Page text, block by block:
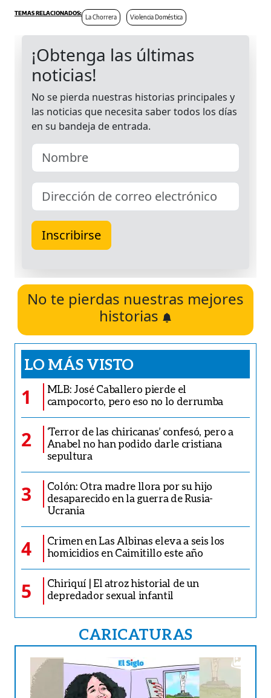
La Chorrera Violencia Doméstica
No te pierdas nuestras mejores
historias
LO MÁS VISTO
1
MLB: José Caballero pierde el
campocorto, pero eso no lo derrumba
2
‘Terror de las chiricanas’ confesó, pero a
Anabel no han podido darle cristiana
sepultura
3
Colón: Otra madre llora por su hijo
desaparecido en la guerra de Rusia-
Ucrania
4
Crimen en Las Albinas eleva a seis los
homicidios en Caimitillo este año
5
Chiriquí | El atroz historial de un
depredador sexual infantil
CARICATURAS